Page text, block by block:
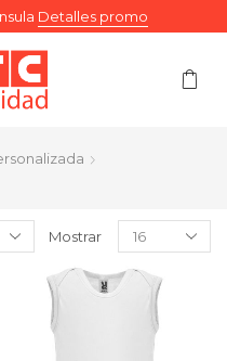
Detalles promo
Mostrar